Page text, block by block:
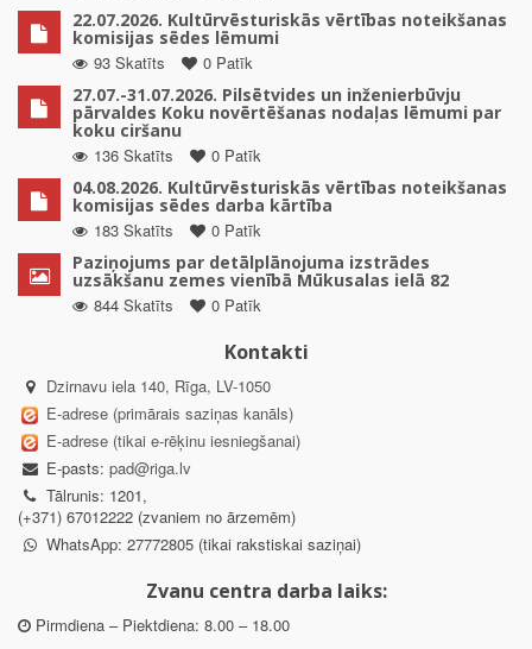
22.07.2026. Kultūrvēsturiskās vērtības noteikšanas
komisijas sēdes lēmumi
93 Skatīts
0 Patīk
27.07.-31.07.2026. Pilsētvides un inženierbūvju
pārvaldes Koku novērtēšanas nodaļas lēmumi par
koku ciršanu
136 Skatīts
0 Patīk
04.08.2026. Kultūrvēsturiskās vērtības noteikšanas
komisijas sēdes darba kārtība
183 Skatīts
0 Patīk
Paziņojums par detālplānojuma izstrādes
uzsākšanu zemes vienībā Mūkusalas ielā 82
844 Skatīts
0 Patīk
Kontakti
Dzirnavu iela 140, Rīga, LV-1050
E-adrese (primārais saziņas kanāls)
E-adrese (tikai e-rēķinu iesniegšanai)
E-pasts: pad@riga.lv
Tālrunis: 1201,
(+371) 67012222 (zvaniem no ārzemēm)
WhatsApp: 27772805 (tikai rakstiskai saziņai)
Zvanu centra darba laiks:
Pirmdiena – Piektdiena: 8.00 – 18.00